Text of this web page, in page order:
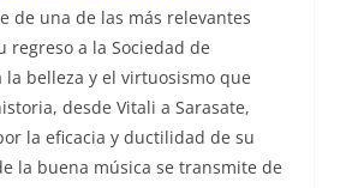
de una de las más relevantes
a la Sociedad de
belleza y el virtuosismo que
desde Vitali a Sarasate,
la eficacia y ductilidad de su
la buena música se transmite de